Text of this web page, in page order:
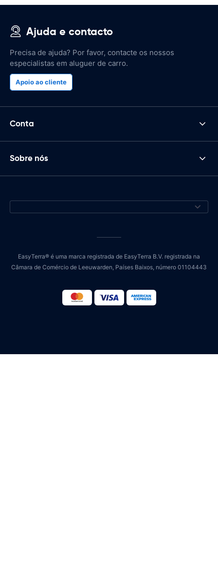
Ajuda e contacto
Precisa de ajuda? Por favor, contacte os nossos
especialistas em aluguer de carro.
Apoio ao cliente
Conta
Sobre nós
EasyTerra® é uma marca registrada de EasyTerra B.V. registrada na
Câmara de Comércio de Leeuwarden, Países Baixos, número 01104443